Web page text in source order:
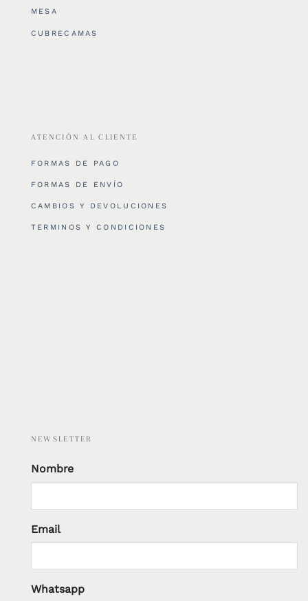
MESA
CUBRECAMAS
ATENCIÓN AL CLIENTE
FORMAS DE PAGO
FORMAS DE ENVÍO
CAMBIOS Y DEVOLUCIONES
TERMINOS Y CONDICIONES
NEWSLETTER
Nombre
Email
Whatsapp